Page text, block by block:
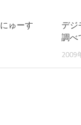
ゅーす
デジ
調べ
2009